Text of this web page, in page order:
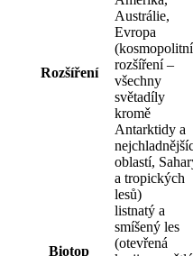
Rozšíření
Austrálie,
Evropa
(kosmopolitní
rozšíření –
všechny
světadíly
kromě
Antarktidy a
oblastí,
a tropických
lesů)
Biotop
listnatý a
smíšený les
(otevřená